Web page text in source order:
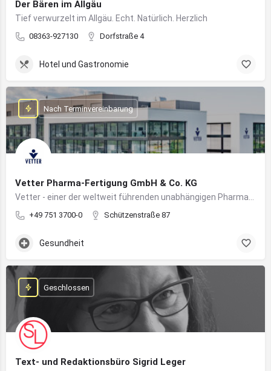
Der Bären im Allgäu
Tief verwurzelt im Allgäu. Echt. Natürlich. Herzlich
08363-927130 Dorfstraße 4
Hotel und Gastronomie
Vetter Pharma-Fertigung GmbH & Co. KG
+49 751 3700-0 Schützenstraße 87
Nach Terminvereinbarung
Gesundheit
Text- und Redaktionsbüro Sigrid Leger
Geschlossen